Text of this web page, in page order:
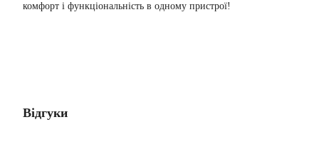
комфорт і функціональність в одному пристрої!
Відгуки